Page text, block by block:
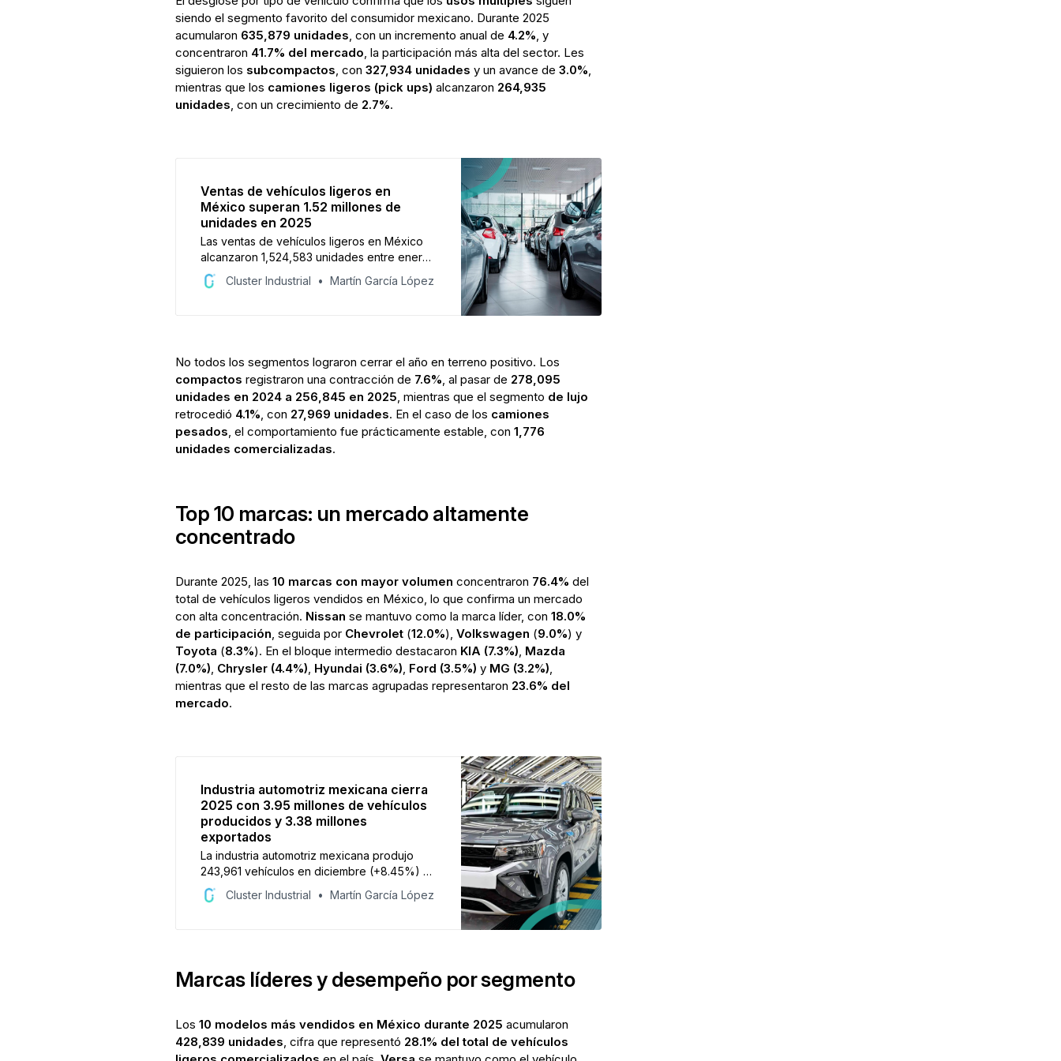
siendo el segmento favorito del consumidor mexicano. Durante 2025
acumularon 635,879 unidades, con un incremento anual de 4.2%, y
concentraron 41.7% del mercado, la participación más alta del sector. Les
siguieron los subcompactos, con 327,934 unidades y un avance de 3.0%,
mientras que los camiones ligeros (pick ups) alcanzaron 264,935
unidades, con un crecimiento de 2.7%.
Ventas de vehículos ligeros en
México superan 1.52 millones de
unidades en 2025
Las ventas de vehículos ligeros en México
alcanzaron 1,524,583 unidades entre enero
y diciembre de 2025, un crecimiento de
1.3% anual. En diciembre se comercializaron
Cluster Industrial Martín García López
No todos los segmentos lograron cerrar el año en terreno positivo. Los
compactos registraron una contracción de 7.6%, al pasar de 278,095
unidades en 2024 a 256,845 en 2025, mientras que el segmento de lujo
retrocedió 4.1%, con 27,969 unidades. En el caso de los camiones
pesados, el comportamiento fue prácticamente estable, con 1,776
unidades comercializadas.
Top 10 marcas: un mercado altamente
concentrado
Durante 2025, las 10 marcas con mayor volumen concentraron 76.4% del
total de vehículos ligeros vendidos en México, lo que confirma un mercado
con alta concentración. Nissan se mantuvo como la marca líder, con 18.0%
de participación, seguida por Chevrolet(12.0%), Volkswagen (9.0%) y
Toyota (8.3%). En el bloque intermedio destacaron KIA (7.3%), Mazda
(7.0%), Chrysler (4.4%), Hyundai (3.6%), Ford (3.5%) y MG (3.2%),
mientras que el resto de las marcas agrupadas representaron 23.6% del
mercado.
Industria automotriz mexicana cierra
2025 con 3.95 millones de vehículos
producidos y 3.38 millones
exportados
La industria automotriz mexicana produjo
243,961 vehículos en diciembre (+8.45%) y
exportó 227,262 (-14.55%). En 2025, la
producción acumuló 3.95 millones (-0.9%) y
Cluster Industrial Martín García López
Marcas líderes y desempeño por segmento
Los 10 modelos más vendidos en México durante 2025 acumularon
428,839 unidades, cifra que representó 28.1% del total de vehículos